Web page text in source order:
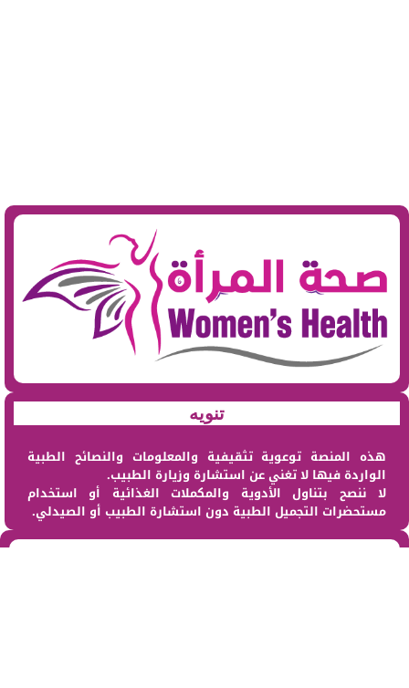
تنويه
هذه المنصة توعوية تثقيفية والمعلومات والنصائح الطبية
الواردة فيها لا تغني عن استشارة وزيارة الطبيب.
لا ننصح بتناول الأدوية والمكملات الغذائية أو استخدام
مستحضرات التجميل الطبية دون استشارة الطبيب أو الصيدلي.